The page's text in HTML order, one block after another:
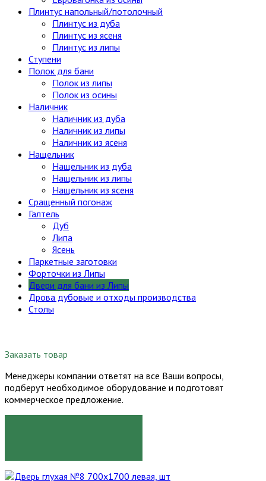
Плинтус напольный/потолочный
Плинтус из дуба
Плинтус из ясеня
Плинтус из липы
Ступени
Полок для бани
Полок из липы
Полок из осины
Наличник
Наличник из дуба
Наличник из липы
Наличник из ясеня
Нащельник
Нащельник из дуба
Нащельник из липы
Нащельник из ясеня
Сращенный погонаж
Галтель
Дуб
Липа
Ясень
Паркетные заготовки
Форточки из Липы
Двери для бани из Липы
Дрова дубовые и отходы производства
Столы
Заказать товар
Менеджеры компании ответят на все Ваши вопросы,
подберут необходимое оборудование и подготовят
коммерческое предложение.